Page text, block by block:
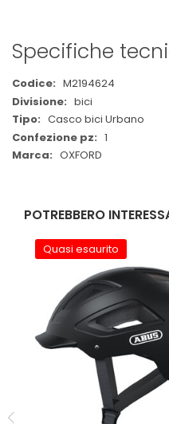
Specifiche
Maggiori
Informazioni
M2194624
bici
Casco bici Urbano
1
OXFORD
POTREBBERO
Quasi esaurito